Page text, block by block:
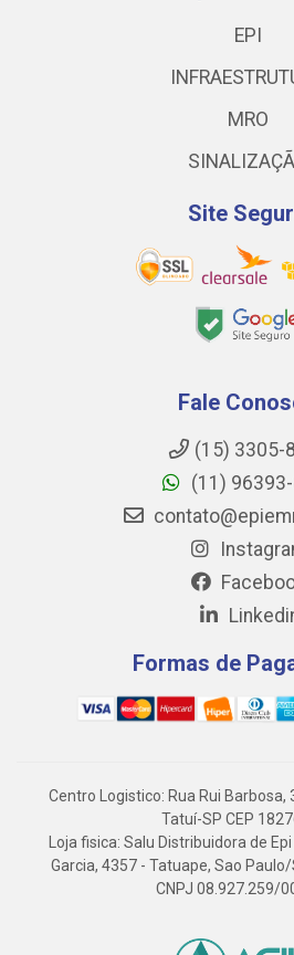
EPI
MRO
Site
Fale
(15) 3305-
(11)
Formas de
Centro Logistico: Rua Rui Barbosa,
Tatuí-SP CEP
Loja fisica: Salu Distribuidora de
Garcia, 4357 - Tatuape, Sao
CNPJ 08.927.259/